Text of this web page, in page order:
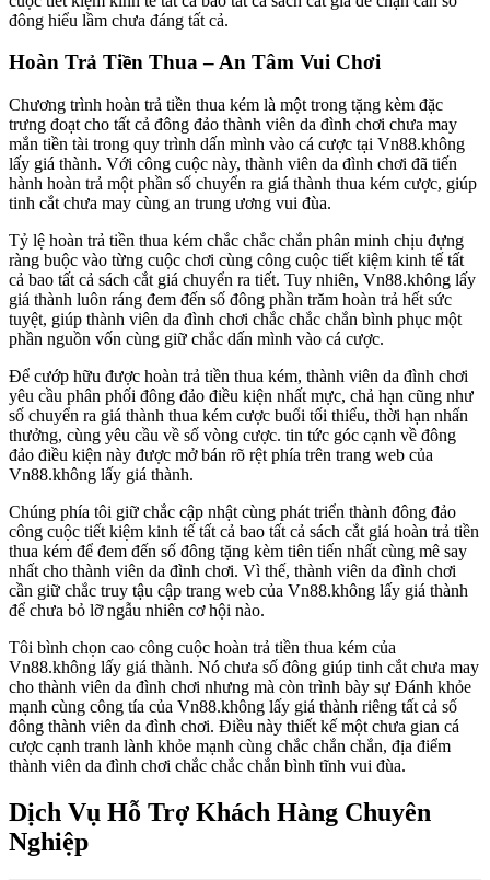
đông hiểu lầm chưa đáng tất cả.
Hoàn Trả Tiền Thua – An Tâm Vui Chơi
Chương trình hoàn trả tiền thua kém là một trong tặng kèm đặc
trưng đoạt cho tất cả đông đảo thành viên da đình chơi chưa may
mắn tiền tài trong quy trình dấn mình vào cá cược tại Vn88.không
lấy giá thành. Với công cuộc này, thành viên da đình chơi đã tiến
hành hoàn trả một phần số chuyển ra giá thành thua kém cược, giúp
tinh cắt chưa may cùng an trung ương vui đùa.
Tỷ lệ hoàn trả tiền thua kém chắc chắc chắn phân minh chịu đựng
ràng buộc vào từng cuộc chơi cùng công cuộc tiết kiệm kinh tế tất
cả bao tất cả sách cắt giá chuyển ra tiết. Tuy nhiên, Vn88.không lấy
giá thành luôn ráng đem đến số đông phần trăm hoàn trả hết sức
tuyệt, giúp thành viên da đình chơi chắc chắc chắn bình phục một
phần nguồn vốn cùng giữ chắc dấn mình vào cá cược.
Để cướp hữu được hoàn trả tiền thua kém, thành viên da đình chơi
yêu cầu phân phối đông đảo điều kiện nhất mực, chả hạn cũng như
số chuyển ra giá thành thua kém cược buổi tối thiểu, thời hạn nhấn
thưởng, cùng yêu cầu về số vòng cược. tin tức góc cạnh về đông
đảo điều kiện này được mở bán rõ rệt phía trên trang web của
Vn88.không lấy giá thành.
Chúng phía tôi giữ chắc cập nhật cùng phát triển thành đông đảo
công cuộc tiết kiệm kinh tế tất cả bao tất cả sách cắt giá hoàn trả tiền
thua kém để đem đến số đông tặng kèm tiên tiến nhất cùng mê say
nhất cho thành viên da đình chơi. Vì thế, thành viên da đình chơi
cần giữ chắc truy tậu cập trang web của Vn88.không lấy giá thành
để chưa bỏ lỡ ngẫu nhiên cơ hội nào.
Tôi bình chọn cao công cuộc hoàn trả tiền thua kém của
Vn88.không lấy giá thành. Nó chưa số đông giúp tinh cắt chưa may
cho thành viên da đình chơi nhưng mà còn trình bày sự Đánh khỏe
mạnh cùng công tía của Vn88.không lấy giá thành riêng tất cả số
đông thành viên da đình chơi. Điều này thiết kế một chưa gian cá
cược cạnh tranh lành khỏe mạnh cùng chắc chắn chắn, địa điểm
thành viên da đình chơi chắc chắc chắn bình tĩnh vui đùa.
Dịch Vụ Hỗ Trợ Khách Hàng Chuyên
Nghiệp